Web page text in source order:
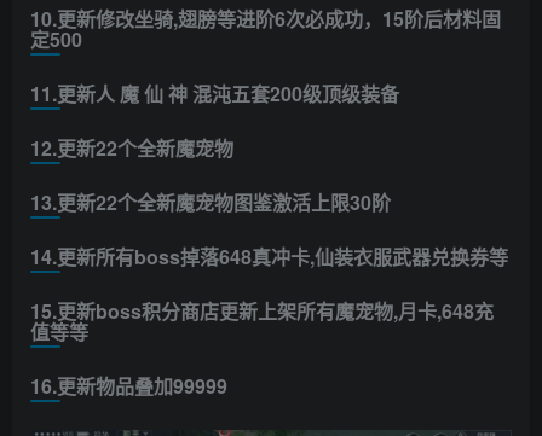
10.更新修改坐骑,翅膀等进阶6次必成功，15阶后材料固
定500
11.更新人 魔 仙 神 混沌五套200级顶级装备
12.更新22个全新魔宠物
13.更新22个全新魔宠物图鉴激活上限30阶
14.更新所有boss掉落648真冲卡,仙装衣服武器兑换券等
15.更新boss积分商店更新上架所有魔宠物,月卡,648充
值等等
16.更新物品叠加99999